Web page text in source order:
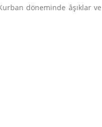
döneminde âşıklar ve